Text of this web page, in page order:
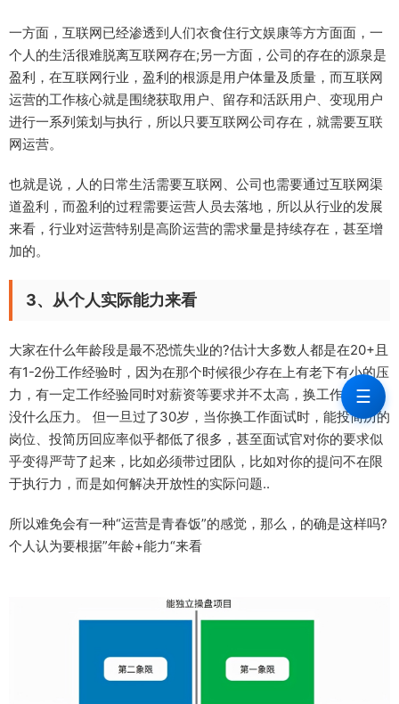
一方面，互联网已经渗透到人们衣食住行文娱康等方方面面，一
个人的生活很难脱离互联网存在;另一方面，公司的存在的源泉是
盈利，在互联网行业，盈利的根源是用户体量及质量，而互联网
运营的工作核心就是围绕获取用户、留存和活跃用户、变现用户
进行一系列策划与执行，所以只要互联网公司存在，就需要互联
网运营。
也就是说，人的日常生活需要互联网、公司也需要通过互联网渠
道盈利，而盈利的过程需要运营人员去落地，所以从行业的发展
来看，行业对运营特别是高阶运营的需求量是持续存在，甚至增
加的。
3、从个人实际能力来看
大家在什么年龄段是最不恐慌失业的?估计大多数人都是在20+且
有1-2份工作经验时，因为在那个时候很少存在上有老下有小的压
力，有一定工作经验同时对薪资等要求并不太高，换工作似乎也
没什么压力。 但一旦过了30岁，当你换工作面试时，能投简历的
岗位、投简历回应率似乎都低了很多，甚至面试官对你的要求似
乎变得严苛了起来，比如必须带过团队，比如对你的提问不在限
于执行力，而是如何解决开放性的实际问题..
所以难免会有一种“运营是青春饭”的感觉，那么，的确是这样吗?
个人认为要根据”年龄+能力“来看
☰